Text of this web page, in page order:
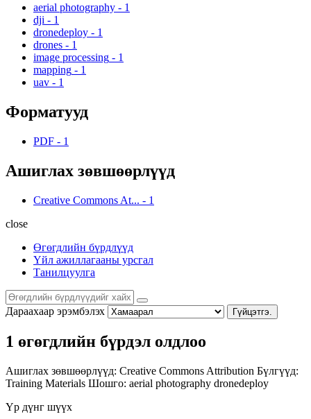
aerial photography - 1
dji - 1
dronedeploy - 1
drones - 1
image processing - 1
mapping - 1
uav - 1
Форматууд
PDF - 1
Ашиглах зөвшөөрлүүд
Creative Commons At... - 1
close
Өгөгдлийн бүрдлүүд
Үйл ажиллагааны урсгал
Танилцуулга
Дараахаар эрэмбэлэх Гүйцэтгэ.
1 өгөгдлийн бүрдэл олдлоо
Ашиглах зөвшөөрлүүд: Creative Commons Attribution Бүлгүүд:
Training Materials Шошго: aerial photography dronedeploy
Үр дүнг шүүх